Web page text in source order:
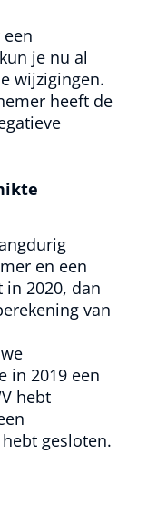
je nu al
wijzigingen.
heeft de
en een
2020, dan
van
in 2019 een
hebt
gesloten.